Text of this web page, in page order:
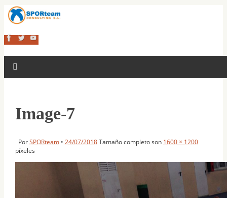
Image-7
PorSPORteam • 24/07/2018 Tamaño completo son 1600 × 1200
píxeles